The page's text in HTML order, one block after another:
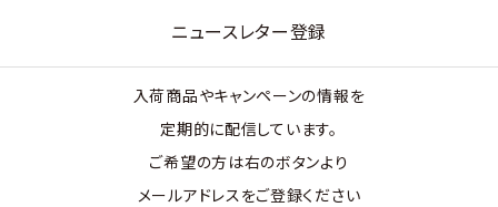
ニュースレター登録
入荷商品やキャンペーンの情報を
定期的に配信しています。
ご希望の方は右のボタンより
メールアドレスをご登録ください